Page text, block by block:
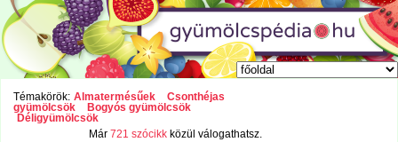
Témakörök: Almatermésűek
Csonthéjas
gyümölcsök
Bogyós gyümölcsök
Déligyümölcsök
Már721 szócikk közül válogathatsz.